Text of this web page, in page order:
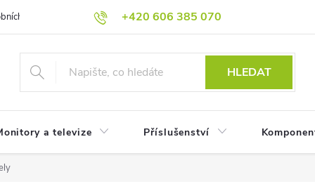
+420 606 385 070
údajů Reklamační podmínky Reklamace
HLEDAT
a televize Příslušenství